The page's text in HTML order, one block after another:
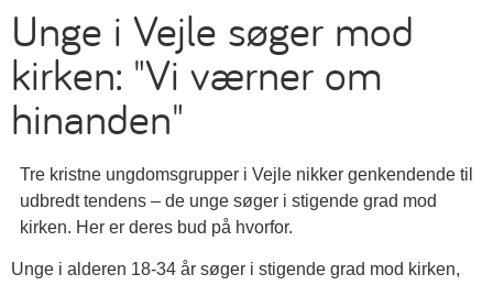
Unge i Vejle søger mod
kirken: "Vi værner om
hinanden"
Tre kristne ungdomsgrupper i Vejle nikker genkendende til
udbredt tendens – de unge søger i stigende grad mod
kirken. Her er deres bud på hvorfor.
Unge i alderen 18-34 år søger i stigende grad mod kirken,